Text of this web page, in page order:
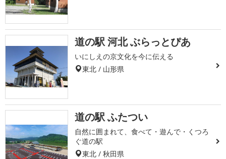
道の駅 河北 ぶらっとぴあ
いにしえの京文化を今に伝える
東北 / 山形県
道の駅 ふたつい
自然に囲まれて、食べて・遊んで・くつろ
ぐ道の駅
東北 / 秋田県